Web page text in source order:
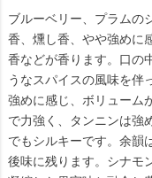
ブルーベリー、プラムの
香、燻し香、やや強めに
香などが香ります。口の
うなスパイスの風味を伴
強めに感じ、ボリューム
で力強く、タンニンは強
でもシルキーです。余韻
後味に残ります。シナモ